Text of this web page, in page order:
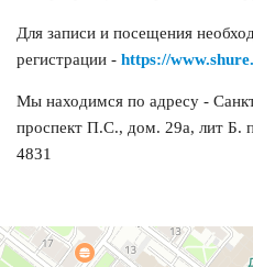
Для записи и посещения
регистрации - https://
Мы находимся по адресу -
проспект П.С., дом. 29а, лит Б.
4831